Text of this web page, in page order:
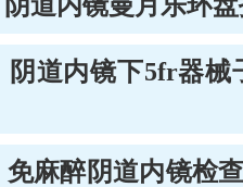
阴道内镜下5fr器械
麻醉阴道内镜检